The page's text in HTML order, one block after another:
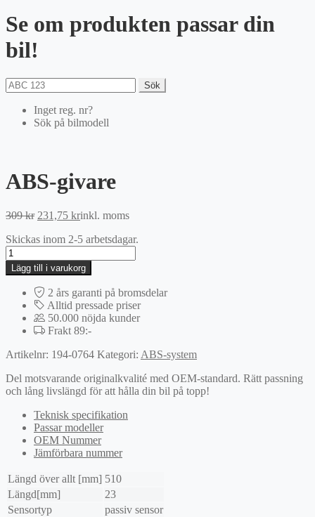
Se om produkten passar din
bil!
Sök
Inget reg. nr?
Sök på bilmodell
ABS-givare
309kr Det
priset
309 kr.
231,75 krDet
priset
231,75 kr.
inkl. moms
Skickas inom 2-5 arbetsdagar.
ABS-
givare
mängd
Lägg till i varukorg
2 års garanti på bromsdelar
Alltid pressade priser
50.000 nöjda kunder
Frakt 89:-
Artikelnr: 194-0764 Kategori: ABS-system
Del motsvarande originalkvalité med OEM-standard. Rätt passning
och lång livslängd för att hålla din bil på topp!
Teknisk specifikation
Passar modeller
OEM Nummer
Jämförbara nummer
Längd över allt [mm] 510
Längd[mm]
23
Sensortyp
passiv sensor